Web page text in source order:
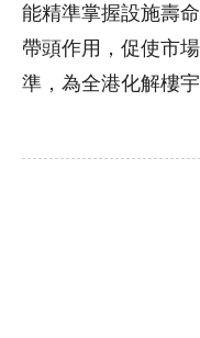
能精準掌握設施壽
帶頭作用，促使市
準，為全港化解樓宇